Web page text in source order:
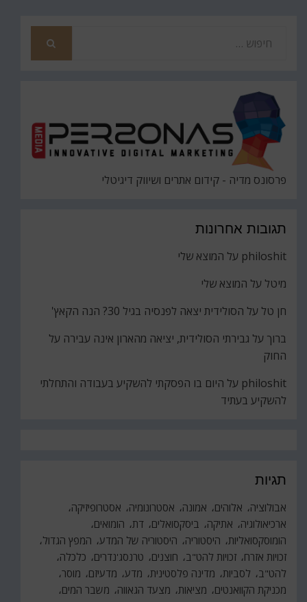
פרסונס מדיה - קידום אתרים ושיווק דיגיטלי
תגובות אחרונות
philoshit על המוצא שלי
מיטל על המוצא שלי
חן טל על הסולידית יצאה לפנסיה בגיל 30? הנה הקאץ'
ברוך על גבירתי הסולידית, יציאה מהארון אינה עבירה על
החוק
philoshit על היום בו הפסקתי להשקיע בעבודה והתחלתי
להשקיע בעתיד
תגיות
אבולוציה אלוהים אמונה אסטרונומיה
אסטרופיזיקה
ארכיאולוגיה
אתיקה ביסקסואלים דת הומואים
הומוסקסואליות היסטוריה היסטוריה של המדע המפץ הגדול
זכויות אזרח זכויות להט"ב חוצנים טרנסג'נדרים
כלכלה
להט"ב
לסביות מדינה פלסטינית מדע מדעיזם
מוסר
מכניקת הקוואנטים
מציאות מצעד הגאווה
משבר המים